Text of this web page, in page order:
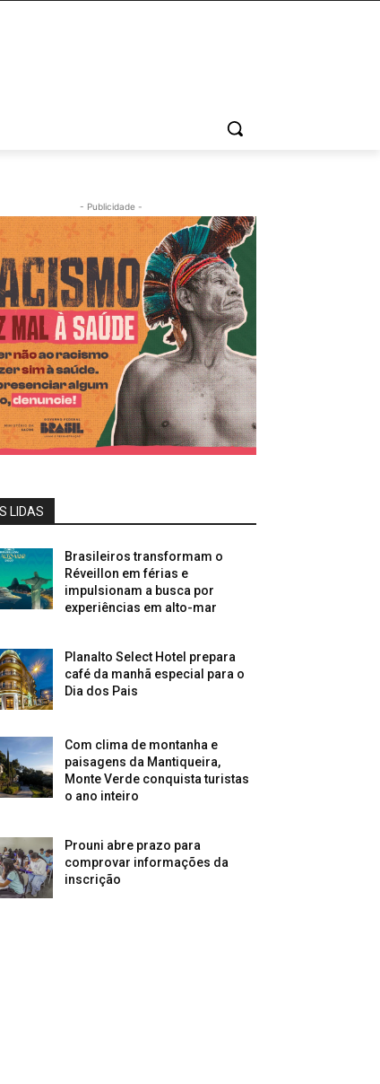
- Publicidade -
LIDAS
Brasileiros transformam o
Réveillon em férias e
impulsionam a busca por
experiências em alto-mar
Planalto Select Hotel prepara
café da manhã especial para o
Dia dos Pais
Com clima de montanha e
paisagens da Mantiqueira,
Monte Verde conquista turistas
o ano inteiro
Prouni abre prazo para
comprovar informações da
inscrição